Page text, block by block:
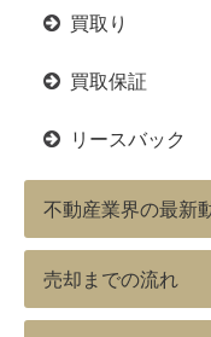
買取り
買取保証
リースバック
不動産業界の最新
売却までの流れ